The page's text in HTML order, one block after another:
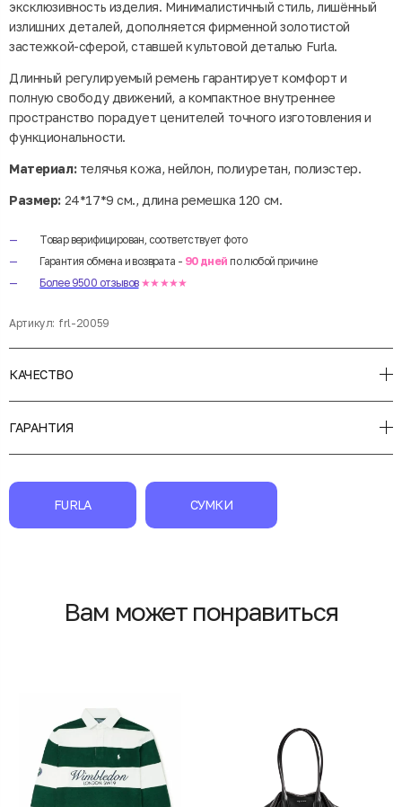
эксклюзивность изделия. Минималистичный стиль, лишённый
излишних деталей, дополняется фирменной золотистой
застежкой-сферой, ставшей культовой деталью Furla.
Длинный регулируемый ремень гарантирует комфорт и
полную свободу движений, а компактное внутреннее
пространство порадует ценителей точного изготовления и
функциональности.
Материал: телячья кожа, нейлон, полиуретан, полиэстер.
Размер: 24*17*9 см., длина ремешка 120 см.
Товар верифицирован, соответствует фото
Гарантия обмена и возврата - 90 дней по любой причине
Более 9500 отзывов ★★★★★
Артикул: frl-20059
КАЧЕСТВО
ГАРАНТИЯ
FURLA СУМКИ
Вам может понравиться